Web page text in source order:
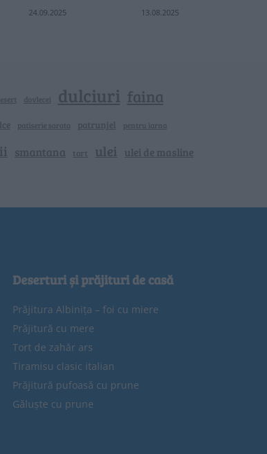
24.09.2025 13.08.2025
dovlecei dulciuri faina
patiserie sarata patrunjel pentru iarna
smantana tort ulei ulei de masline
Deserturi și prăjituri de casă
Prăjitura Albinița – foi cu miere
Prăjitură cu mere
Tort de zahăr ars
Tiramisu clasic italian
Prăjitură pufoasă cu prune
Găluște cu prune